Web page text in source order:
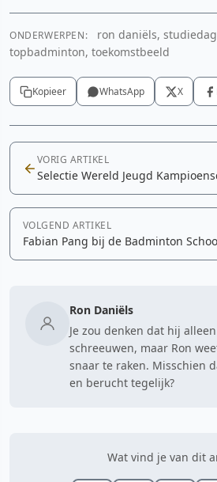
ONDERWERPEN:
ron daniëls,
topbadminton, toekomstbeeld
Kopieer WhatsApp X
VORIG ARTIKEL
Selectie Wereld Jeugd
VOLGEND ARTIKEL
Fabian Pang bij de Badminton
Ron Daniëls
Je zou denken dat hij
schreeuwen, maar Ron
snaar te raken. Misschien
en berucht tegelijk?
Wat vind je van dit